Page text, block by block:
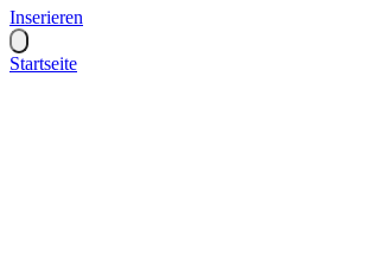
Inserieren
Startseite